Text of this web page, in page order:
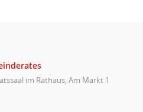
im Rathaus, Am Markt 1